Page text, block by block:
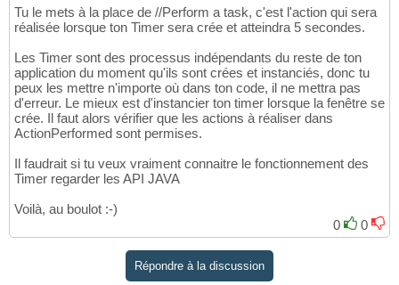
Tu le mets à la place de //Perform a task, c'est l'action qui sera
réalisée lorsque ton Timer sera crée et atteindra 5 secondes.
Les Timer sont des processus indépendants du reste de ton
application du moment qu'ils sont crées et instanciés, donc tu
peux les mettre n'importe où dans ton code, il ne mettra pas
d'erreur. Le mieux est d'instancier ton timer lorsque la fenêtre se
crée. Il faut alors vérifier que les actions à réaliser dans
ActionPerformed sont permises.
Il faudrait si tu veux vraiment connaitre le fonctionnement des
Timer regarder les API JAVA
Voilà, au boulot :-)
0
0
Répondre à la discussion